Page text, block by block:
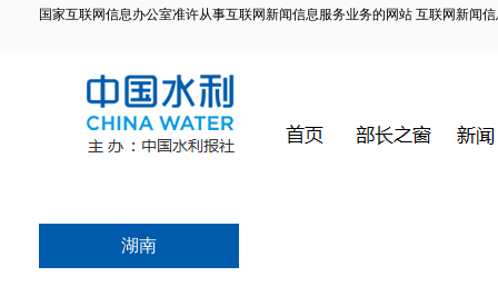
国家互联网信息办公室准许从事互联网新闻信息服务业务的网站 互联网新闻信
湖南